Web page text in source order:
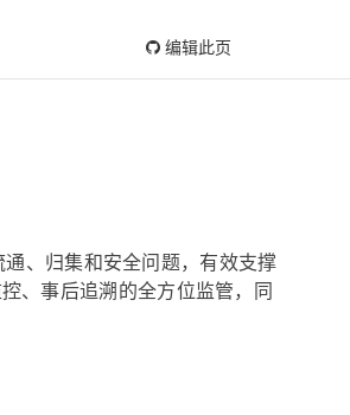
编辑此页
、归集和安全问题，有效支撑
、事后追溯的全方位监管，同